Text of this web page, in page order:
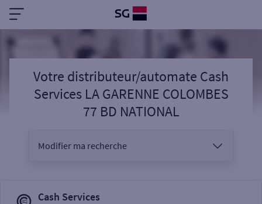
Votre distributeur/automate Cash
Services LA GARENNE COLOMBES
77 BD NATIONAL
Modifier ma recherche
Cash Services